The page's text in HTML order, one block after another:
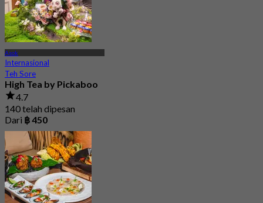
Asok
Internasional
Teh Sore
High Tea by Pickaboo
4.7
140 telah dipesan
Dari ฿ 450